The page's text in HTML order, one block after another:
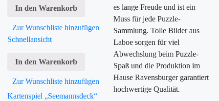
In den Warenkorb
Zur Wunschliste hinzufügen
Schnellansicht
In den Warenkorb
Zur Wunschliste hinzufügen
Kartenspiel „Seemannsdeck“
es lange Freude und ist ein
Muss für jede Puzzle-
Sammlung. Tolle Bilder aus
Laboe sorgen für viel
Abwechslung beim Puzzle-
Spaß und die Produktion im
Hause Ravensburger garantiert
hochwertige Qualität.